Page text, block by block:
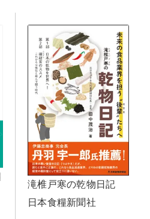
滝椎戸寒の乾物日記
日本食糧新聞社